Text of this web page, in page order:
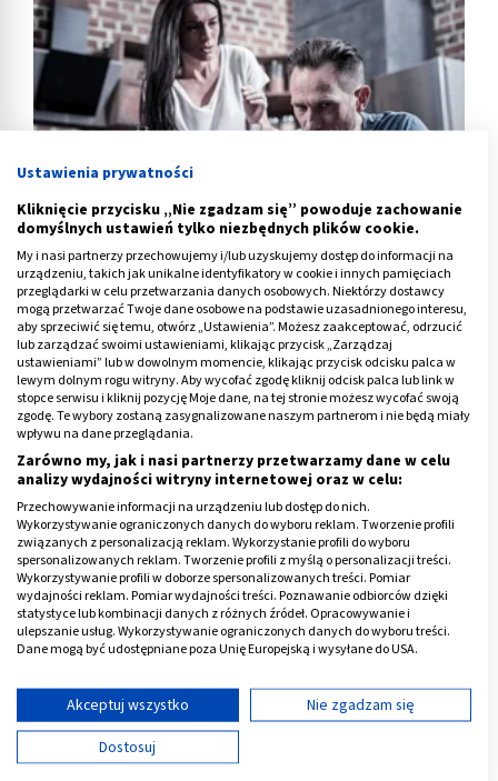
Psychoza alkoholowa - co to jest? Przyczyny i objawy
Śpiączka farmakologiczna: ile trwa i jak wygląda wybudzanie?
Ustawienia prywatności
Kliknięcie przycisku „Nie zgadzam się” powoduje zachowanie
domyślnych ustawień tylko niezbędnych plików cookie.
My i nasi partnerzy przechowujemy i/lub uzyskujemy dostęp do informacji na
urządzeniu, takich jak unikalne identyfikatory w cookie i innych pamięciach
przeglądarki w celu przetwarzania danych osobowych. Niektórzy dostawcy
mogą przetwarzać Twoje dane osobowe na podstawie uzasadnionego interesu,
aby sprzeciwić się temu, otwórz „Ustawienia”. Możesz zaakceptować, odrzucić
lub zarządzać swoimi ustawieniami, klikając przycisk „Zarządzaj
ustawieniami” lub w dowolnym momencie, klikając przycisk odcisku palca w
lewym dolnym rogu witryny. Aby wycofać zgodę kliknij odcisk palca lub link w
stopce serwisu i kliknij pozycję Moje dane, na tej stronie możesz wycofać swoją
zgodę. Te wybory zostaną zasygnalizowane naszym partnerom i nie będą miały
wpływu na dane przeglądania.
Zarówno my, jak i nasi partnerzy przetwarzamy dane w celu
analizy wydajności witryny internetowej oraz w celu:
Przechowywanie informacji na urządzeniu lub dostęp do nich.
Wykorzystywanie ograniczonych danych do wyboru reklam. Tworzenie profili
związanych z personalizacją reklam. Wykorzystanie profili do wyboru
spersonalizowanych reklam. Tworzenie profili z myślą o personalizacji treści.
Wykorzystywanie profili w doborze spersonalizowanych treści. Pomiar
wydajności reklam. Pomiar wydajności treści. Poznawanie odbiorców dzięki
statystyce lub kombinacji danych z różnych źródeł. Opracowywanie i
ulepszanie usług. Wykorzystywanie ograniczonych danych do wyboru treści.
Dane mogą być udostępniane poza Unię Europejską i wysyłane do USA.
Wyświetl listę partnerów (11 dostawców IAB)
Używamy Twoich danych w następujących celach:
Cele przetwarzania IAB:
Akceptuj wszystko
Nie zgadzam się
Dostosuj